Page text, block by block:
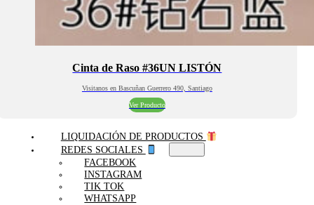
Cinta de Raso #36UN LISTÓN
Visitanos en Bascuñan Guerrero 490, Santiago
Ver Producto
LIQUIDACIÓN DE PRODUCTOS
REDES SOCIALES
FACEBOOK
INSTAGRAM
TIK TOK
WHATSAPP